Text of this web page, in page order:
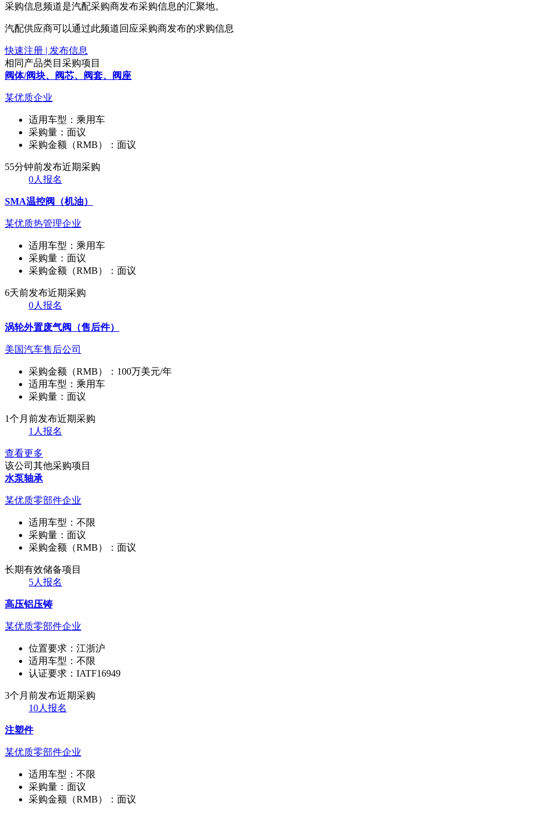
采购信息频道是汽配采购商发布采购信息的汇聚地。
汽配供应商可以通过此频道回应采购商发布的求购信息
快速注册 | 发布信息
相同产品类目采购项目
阀体/阀块、阀芯、阀套、阀座
某优质企业
适用车型： 乘用车
采购量： 面议
采购金额（RMB）： 面议
55分钟前发布近期采购
0人报名
SMA温控阀（机油）
某优质热管理企业
适用车型： 乘用车
采购量： 面议
采购金额（RMB）： 面议
6天前发布近期采购
0人报名
涡轮外置废气阀（售后件）
美国汽车售后公司
采购金额（RMB）： 100万美元/年
适用车型： 乘用车
采购量： 面议
1个月前发布近期采购
1人报名
查看更多
该公司其他采购项目
水泵轴承
某优质零部件企业
适用车型： 不限
采购量： 面议
采购金额（RMB）： 面议
长期有效储备项目
5人报名
高压铝压铸
某优质零部件企业
位置要求： 江浙沪
适用车型： 不限
认证要求： IATF16949
3个月前发布近期采购
10人报名
注塑件
某优质零部件企业
适用车型： 不限
采购量： 面议
采购金额（RMB）： 面议